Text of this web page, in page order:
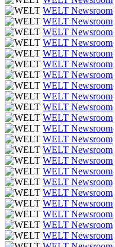
WELT Newsroom
WELT Newsroom
WELT Newsroom
WELT Newsroom
WELT Newsroom
WELT Newsroom
WELT Newsroom
WELT Newsroom
WELT Newsroom
WELT Newsroom
WELT Newsroom
WELT Newsroom
WELT Newsroom
WELT Newsroom
WELT Newsroom
WELT Newsroom
WELT Newsroom
WELT Newsroom
WELT Newsroom
WELT Newsroom
WELT Newsroom
WELT Newsroom